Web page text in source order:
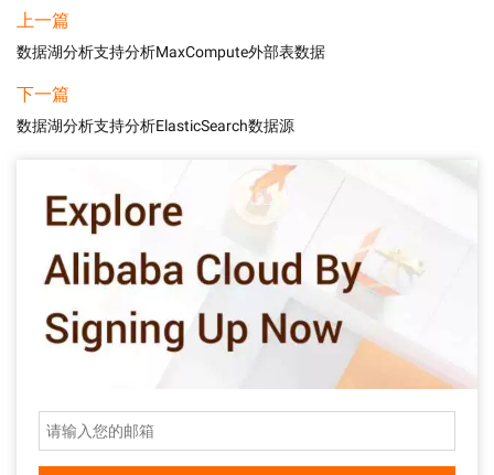
上一篇
数据湖分析支持分析MaxCompute外部表数据
下一篇
数据湖分析支持分析ElasticSearch数据源